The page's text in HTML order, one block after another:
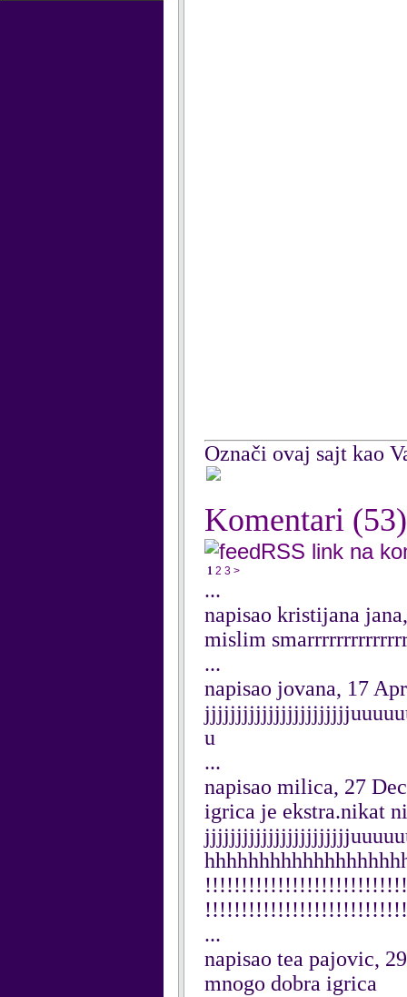
Označi ovaj sajt kao
Komentari (53)
RSS link na
1 2 3 >
...
napisao kristijana
mislim
...
napisao jovana, 17
u
...
napisao milica, 27
igrica je ekstra.nikat
...
napisao tea pajovic,
mnogo dobra igrica